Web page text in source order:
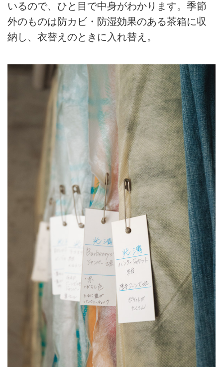
いるので、ひと目で中身がわかります。季節
外のものは防カビ・防湿効果のある茶箱に収
納し、衣替えのときに入れ替え。